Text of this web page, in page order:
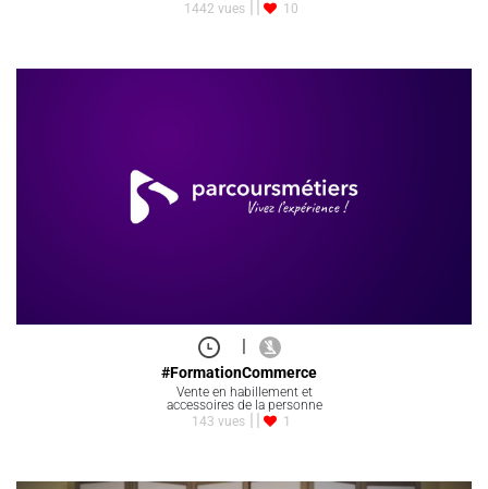
1442 vues 10
#FormationCommerce
Vente en habillement et
accessoires de la personne
143 vues
1